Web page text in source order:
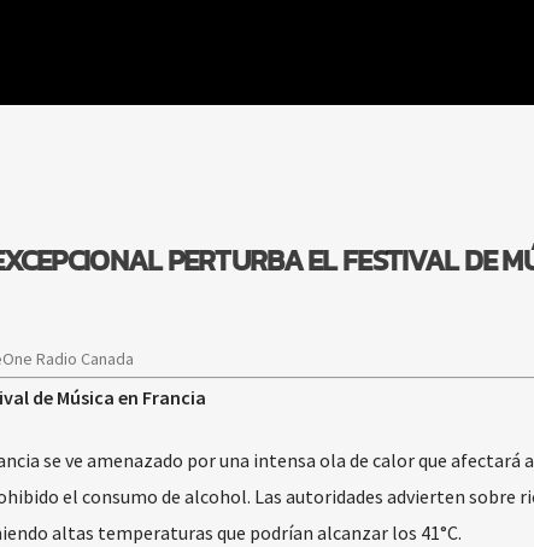
PERTURBA EL FESTIVAL DE
Radio Canada
de Música en Francia
se ve amenazado por una intensa ola de calor que afectará
el consumo de alcohol. Las autoridades advierten sobre
altas temperaturas que podrían alcanzar los 41°C.